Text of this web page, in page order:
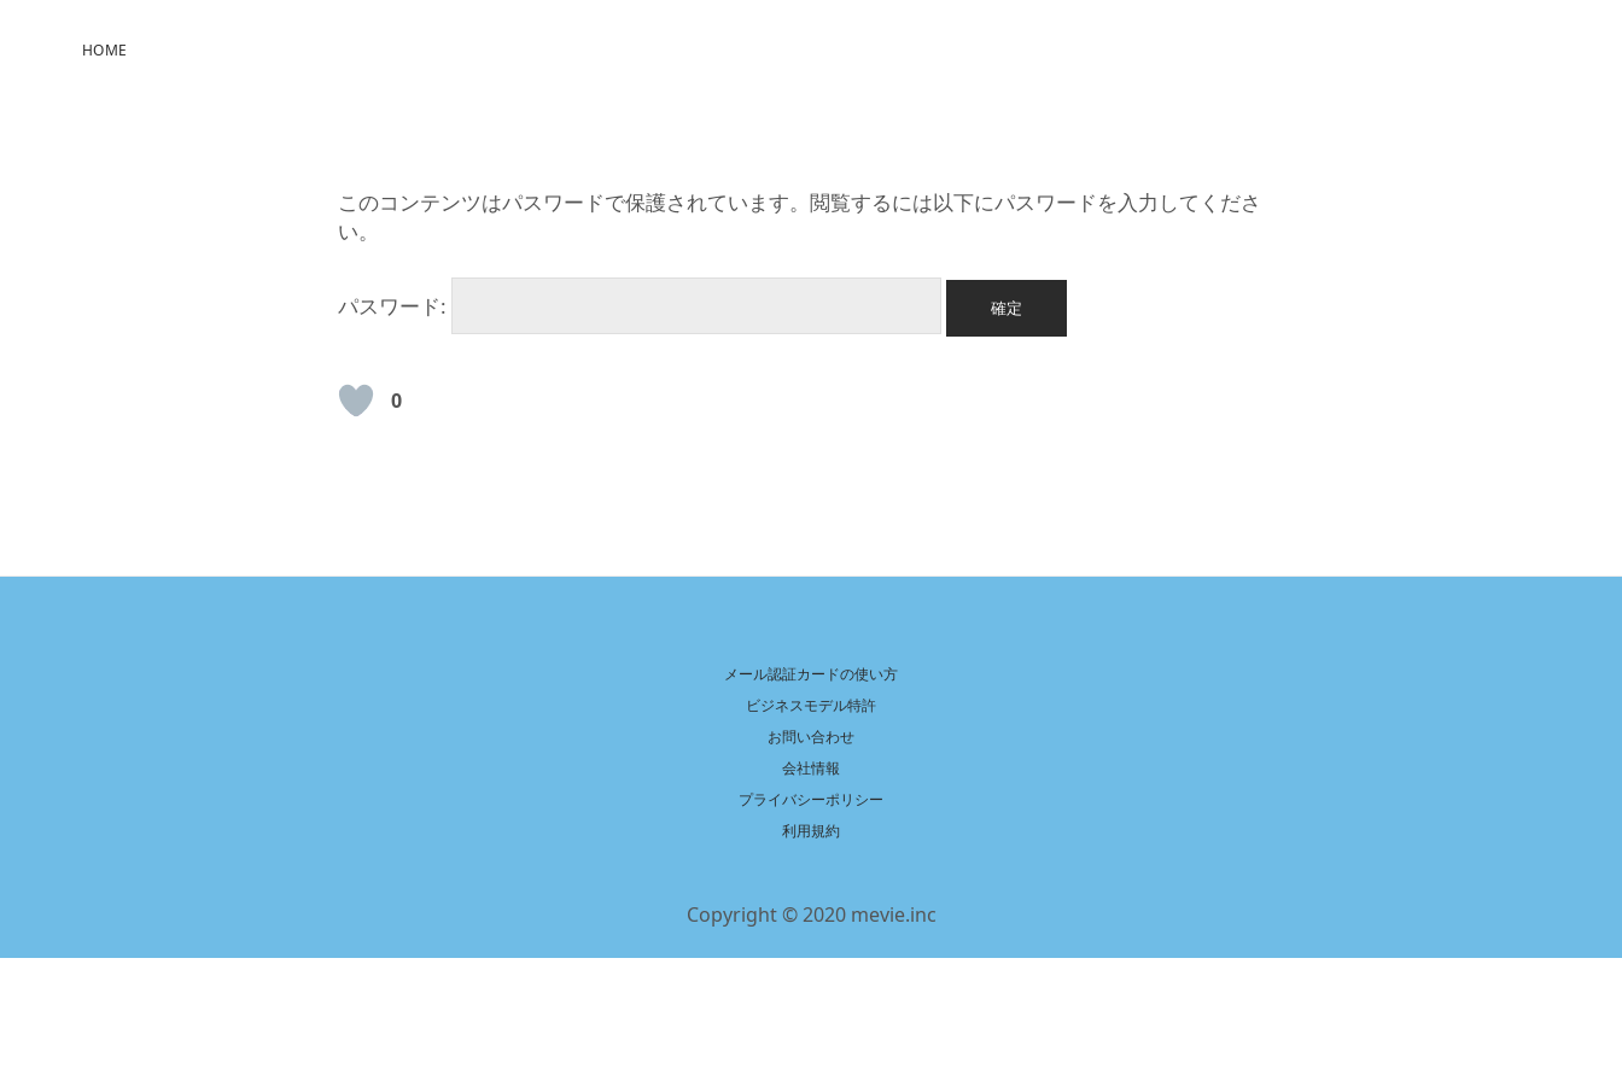
HOME
このコンテンツはパスワードで保護されています。閲覧するには以下にパスワードを入力してくださ
い。
パスワード:
0
メール認証カードの使い方
ビジネスモデル特許
お問い合わせ
会社情報
プライバシーポリシー
利用規約
Copyright © 2020 mevie.inc